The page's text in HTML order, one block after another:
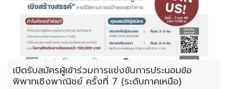
เปิดรับสมัครผู้เข้าร่วมการแข่งขันการประนอมข้อ
พิพาทเชิงพาณิชย์ ครั้งที่ 7 (ระดับภาคเหนือ)